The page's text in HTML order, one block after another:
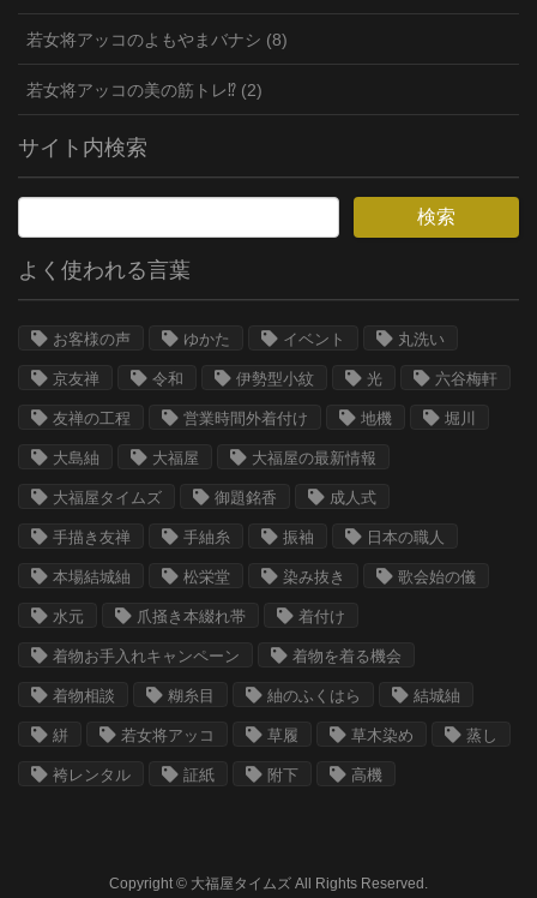
若女将アッコのよもやまバナシ (8)
若女将アッコの美の筋トレ⁉︎ (2)
サイト内検索
よく使われる言葉
お客様の声 ゆかた イベント 丸洗い
京友禅 令和 伊勢型小紋 光 六谷梅軒
友禅の工程 営業時間外着付け 地機 堀川
大島紬 大福屋 大福屋の最新情報
大福屋タイムズ 御題銘香 成人式
手描き友禅 手紬糸 振袖 日本の職人
本場結城紬 松栄堂 染み抜き 歌会始の儀
水元 爪掻き本綴れ帯 着付け
着物お手入れキャンペーン 着物を着る機会
着物相談 糊糸目 紬のふくはら 結城紬
絣 若女将アッコ 草履 草木染め 蒸し
袴レンタル 証紙 附下 高機
Copyright © 大福屋タイムズ All Rights Reserved.